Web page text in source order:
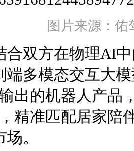
图片来源：佑
合双方在物理AI
端多模态交互大
出的机器人产品
精准匹配居家陪
。